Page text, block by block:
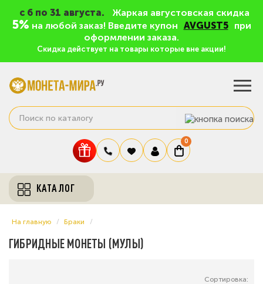
c 6 по 31 августа. Жаркая августовская скидка
5% на любой заказ! Введите купон AVGUST5
при
оформлении заказа.
Скидка действует на товары которые вне акции!
0
КАТАЛОГ
На главную Браки
ГИБРИДНЫЕ МОНЕТЫ (МУЛЫ)
Сортировка: